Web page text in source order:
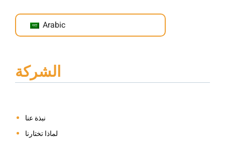
Arabic
الشركة
نبذة عنا
لماذا تختارنا